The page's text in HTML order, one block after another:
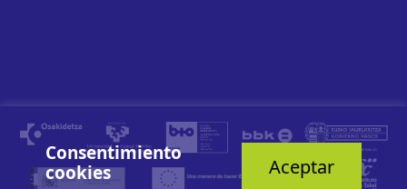
Consentimiento
cookies
Aceptar